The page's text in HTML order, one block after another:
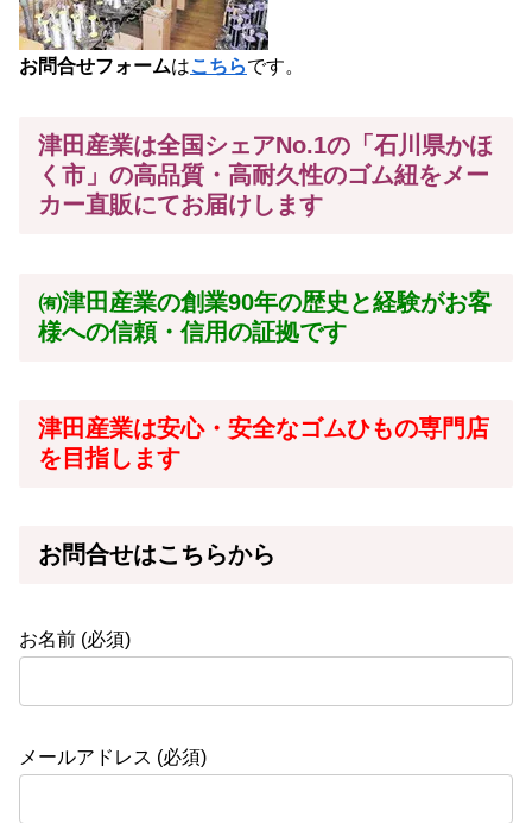
お問合せフォームはこちらです。
津田産業は全国シェアNo.1の「石川県かほ
く市」の高品質・高耐久性のゴム紐をメー
カー直販にてお届けします
㈲津田産業の創業90年の歴史と経験がお客
様への信頼・信用の証拠です
津田産業は安心・安全なゴムひもの専門店
を目指します
お問合せはこちらから
お名前 (必須)
メールアドレス (必須)